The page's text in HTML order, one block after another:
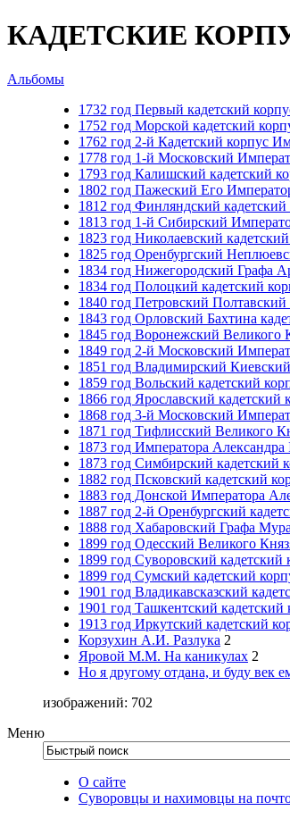
КАДЕТСКИЕ
Альбомы
1732 год Первый кадетский
1752 год Морской кадетский
1762 год 2-й Кадетский корпус
1778 год 1-й Московский
1793 год Калишский кадетский
1802 год Пажеский Его
1812 год Финляндский кадетский
1813 год 1-й Сибирский
1823 год Николаевский
1825 год Оренбургский
1834 год Нижегородский Графа
1834 год Полоцкий кадетский
1840 год Петровский Полтавский
1843 год Орловский Бахтина
1845 год Воронежский Великого
1849 год 2-й Московский
1851 год Владимирский
1859 год Вольский кадетский
1866 год Ярославский кадетский
1868 год 3-й Московский
1871 год Тифлисский Великого
1873 год Императора Александра
1873 год Симбирский кадетский
1882 год Псковский кадетский
1883 год Донской Императора
1887 год 2-й Оренбургский
1888 год Хабаровский Графа
1899 год Одесский Великого
1899 год Суворовский кадетский
1899 год Сумский кадетский
1901 год Владикавсказский
1901 год Ташкентский кадетский
1913 год Иркутский кадетский
Корзухин А.И. Разлука 2
Яровой М.М. На каникулах 2
Но я другому отдана, и буду век
изображений: 702
Меню
О сайте
Суворовцы и нахимовцы на